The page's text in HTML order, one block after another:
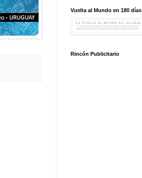
Vuelta al Mundo en 180 días
Rincón Publicitario